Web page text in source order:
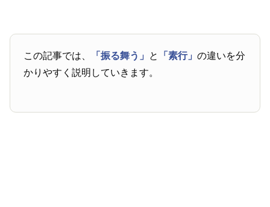
この記事では、 「振る舞う」 と 「素行」の違いを分
かりやすく説明していきます。